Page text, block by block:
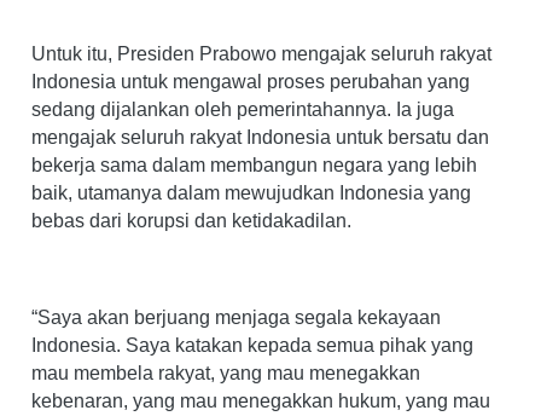
Untuk itu, Presiden Prabowo mengajak seluruh rakyat
Indonesia untuk mengawal proses perubahan yang
sedang dijalankan oleh pemerintahannya. Ia juga
mengajak seluruh rakyat Indonesia untuk bersatu dan
bekerja sama dalam membangun negara yang lebih
baik, utamanya dalam mewujudkan Indonesia yang
bebas dari korupsi dan ketidakadilan.
“Saya akan berjuang menjaga segala kekayaan
Indonesia. Saya katakan kepada semua pihak yang
mau membela rakyat, yang mau menegakkan
kebenaran, yang mau menegakkan hukum, yang mau